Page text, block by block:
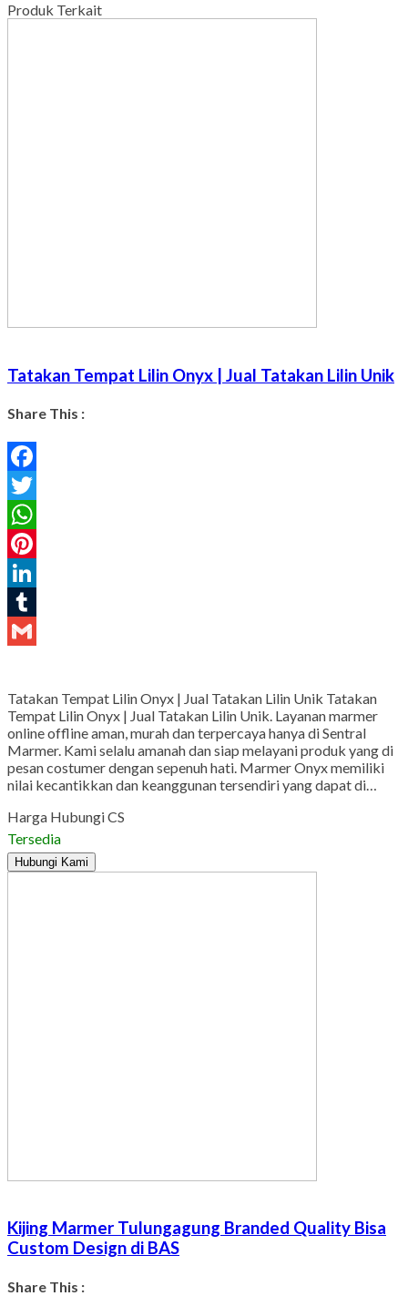
Produk Terkait
Tatakan Tempat Lilin Onyx | Jual Tatakan Lilin Unik
Share This :
Facebook
Twitter
WhatsApp
Pinterest
LinkedIn
Tumblr
Tatakan Tempat Lilin Onyx | Jual Tatakan Lilin Unik Tatakan
Tempat Lilin Onyx | Jual Tatakan Lilin Unik. Layanan marmer
online offline aman, murah dan terpercaya hanya di Sentral
Marmer. Kami selalu amanah dan siap melayani produk yang di
pesan costumer dengan sepenuh hati. Marmer Onyx memiliki
nilai kecantikkan dan keanggunan tersendiri yang dapat di…
Harga Hubungi CS
Tersedia
Hubungi Kami
Kijing Marmer Tulungagung Branded Quality Bisa
Custom Design di BAS
Share This :